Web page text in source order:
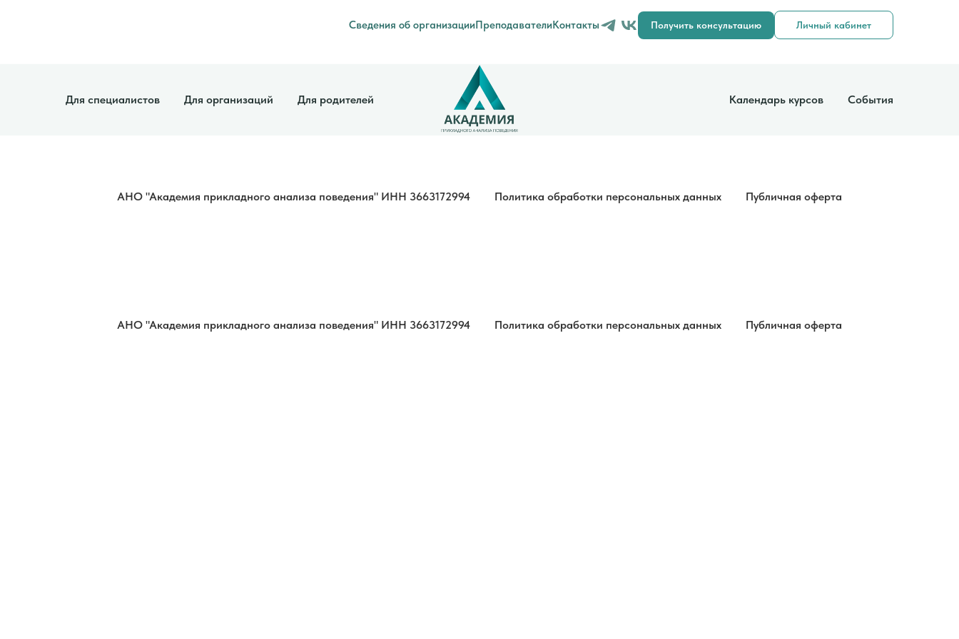
Сведения об организацииПреподавателиКонтакты Получить консультацию Личный кабинет
Для специалистов Для организаций Для родителей Календарь курсов События
АНО "Академия прикладного анализа поведения" ИНН 3663172994 Политика обработки персональных данных Публичная оферта
АНО "Академия прикладного анализа поведения" ИНН 3663172994 Политика обработки персональных данных Публичная оферта